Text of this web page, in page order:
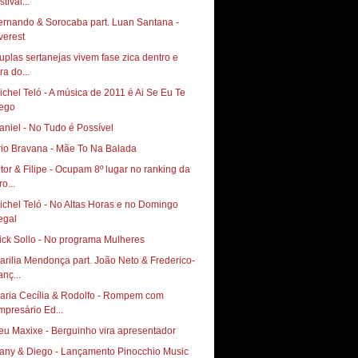
& Sorocaba part. Luan Santana -
sertanejas vivem fase zica dentro e
do...
Teló - A música de 2011 é Ai Se Eu Te
- No Tudo é Possível
Bravana - Mãe To Na Balada
& Filipe - Ocupam 8º lugar no ranking da
Teló - No Altas Horas‏ e no Domingo
Rick Sollo - No programa Mulheres‏
Mendonça part. João Neto & Frederico-
Cecília & Rodolfo - Rompem com
Ed...
Maxixe - Berguinho vira apresentador
& Diego - Lançamento Pinocchio Music